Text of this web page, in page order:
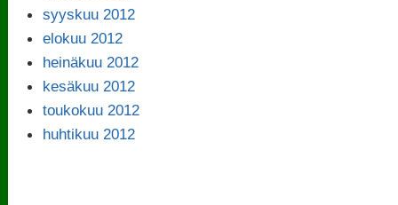
syyskuu 2012
elokuu 2012
heinäkuu 2012
kesäkuu 2012
toukokuu 2012
huhtikuu 2012